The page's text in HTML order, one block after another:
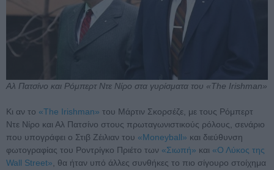
Αλ Πατσίνο και Ρόμπερτ Ντε Νίρο στα γυρίσματα του «The Irishman»
Κι αν το «The Irishman» του Μάρτιν Σκορσέζε, με τους Ρόμπερτ
Ντε Νίρο και Αλ Πατσίνο στους πρωταγωνιστικούς ρόλους, σενάριο
που υπογράφει ο Στιβ Ζέιλιαν του «Moneyball» και διεύθυνση
φωτογραφίας του Ροντρίγκο Πριέτο των «Σιωπή» και «Ο Λύκος της
Wall Street», θα ήταν υπό άλλες συνθήκες το πιο σίγουρο στοίχημα